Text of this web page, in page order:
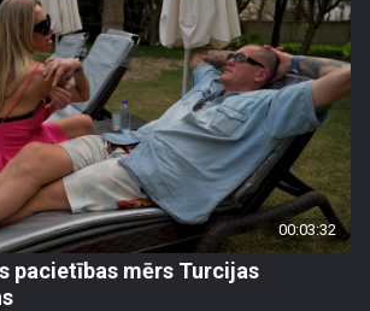
00:03:32
pacietības mērs Turcijas